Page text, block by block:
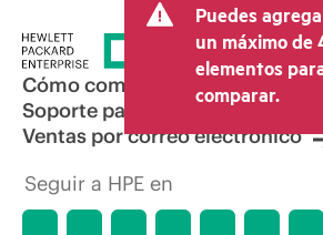
otros conceptos, como los
la venta, el IVA y el envío. El
transacción que establece el
puede variar con respecto
distribuidores y al precio
mostrado. El precio
incluir ofertas promocionales
hacer ajustes de precios en
momento por motivos que
Puedes
un máximo de
elementos
comparar.
Cómo comprar
Soporte para productos
Ventas por correo electrónico
Seguir a HPE en